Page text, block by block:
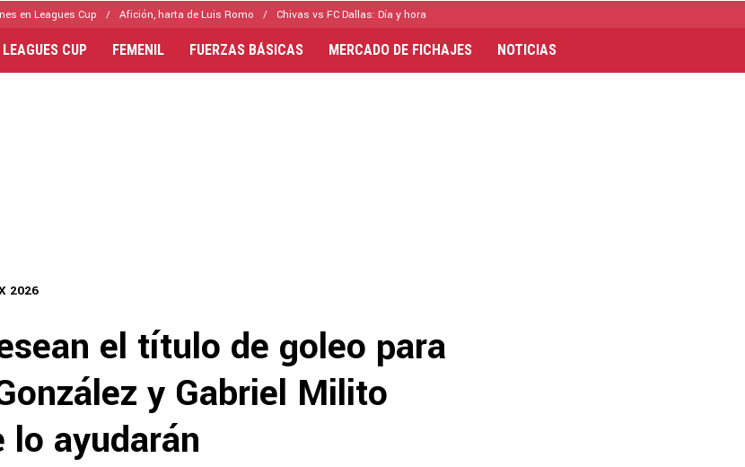
en Leagues Cup Afición, harta de Luis Romo Chivas vs FC Dallas: Día y hora
LEAGUES CUP FEMENIL FUERZAS BÁSICAS MERCADO DE FICHAJES NOTICIAS
2026
el título de goleo para
y Gabriel Milito
lo ayudarán